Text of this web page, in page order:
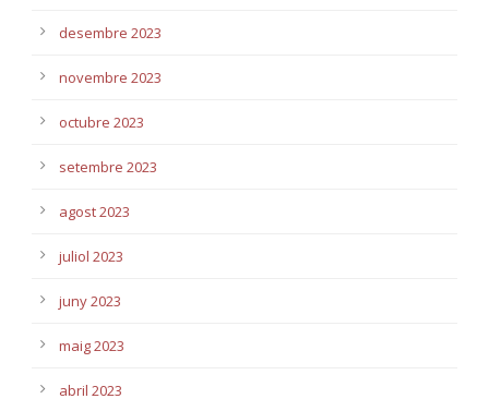
desembre 2023
novembre 2023
octubre 2023
setembre 2023
agost 2023
juliol 2023
juny 2023
maig 2023
abril 2023